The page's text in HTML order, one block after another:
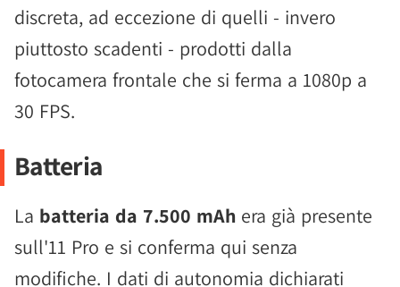
discreta, ad eccezione di quelli - invero
piuttosto scadenti - prodotti dalla
fotocamera frontale che si ferma a 1080p a
30 FPS.
Batteria
La batteria da 7.500 mAh era già presente
sull'11 Pro e si conferma qui senza
modifiche. I dati di autonomia dichiarati